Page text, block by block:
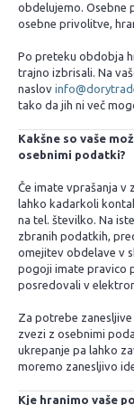
obdelujemo. Osebne
osebne privolitve,
Po preteku obdobja
trajno izbrisali. Na
naslov
tako da jih ni več
Kakšne so vaše
osebnimi podatki?
Če imate vprašanja v
lahko kadarkoli
na tel. številko. Na
zbranih podatkih,
omejitev obdelave v
pogoji imate pravico
posredovali v
Za potrebe
zvezi z osebnimi
ukrepanje pa lahko
moremo zanesljivo
Kje hranimo vaše